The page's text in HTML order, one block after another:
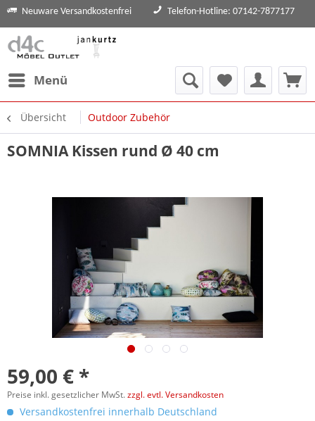
Neuware Versandkostenfrei Telefon-Hotline: 07142-7877177
Menü
Übersicht Outdoor Zubehör
SOMNIA Kissen rund Ø 40 cm
59,00 € *
Preise inkl. gesetzlicher MwSt.zzgl. evtl. Versandkosten
Versandkostenfrei innerhalb Deutschland